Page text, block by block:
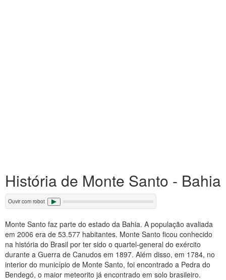
História de Monte Santo - Bahia
Ouvir com robot
Monte Santo faz parte do estado da Bahia. A população avaliada
em 2006 era de 53.577 habitantes. Monte Santo ficou conhecido
na história do Brasil por ter sido o quartel-general do exército
durante a Guerra de Canudos em 1897. Além disso, em 1784, no
interior do município de Monte Santo, foi encontrado a Pedra do
Bendegó, o maior meteorito já encontrado em solo brasileiro.